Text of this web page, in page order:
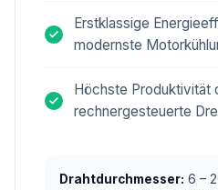
Erstklassige
modernste
Höchste Produktivität
rechnergesteuerte
Drahtdurchmesser: 6 –